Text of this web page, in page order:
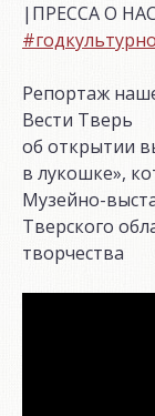
|ПРЕССА О
Репортаж
Вести Тверь
об открытии
в лукошке»,
Музейно-
Тверского
творчества